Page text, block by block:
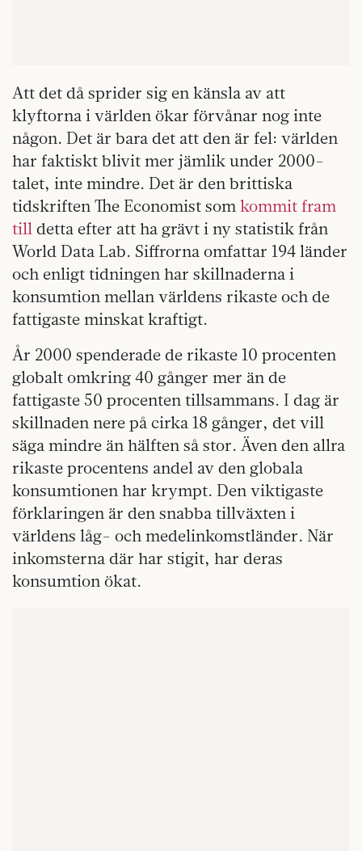
Att det då sprider sig en känsla av att
klyftorna i världen ökar förvånar nog inte
någon. Det är bara det att den är fel: världen
har faktiskt blivit mer jämlik under 2000-
talet, inte mindre. Det är den brittiska
tidskriften The Economist somkommit fram
till detta efter att ha grävt i ny statistik från
World Data Lab. Siffrorna omfattar 194 länder
och enligt tidningen har skillnaderna i
konsumtion mellan världens rikaste och de
fattigaste minskat kraftigt.
År 2000 spenderade de rikaste 10 procenten
globalt omkring 40 gånger mer än de
fattigaste 50 procenten tillsammans. I dag är
skillnaden nere på cirka 18 gånger, det vill
säga mindre än hälften så stor. Även den allra
rikaste procentens andel av den globala
konsumtionen har krympt. Den viktigaste
förklaringen är den snabba tillväxten i
världens låg- och medelinkomstländer. När
inkomsterna där har stigit, har deras
konsumtion ökat.